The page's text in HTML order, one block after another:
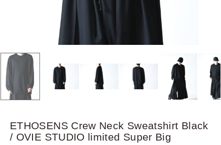
ETHOSENS Crew Neck Sweatshirt Black
/ OVIE STUDIO limited Super Big